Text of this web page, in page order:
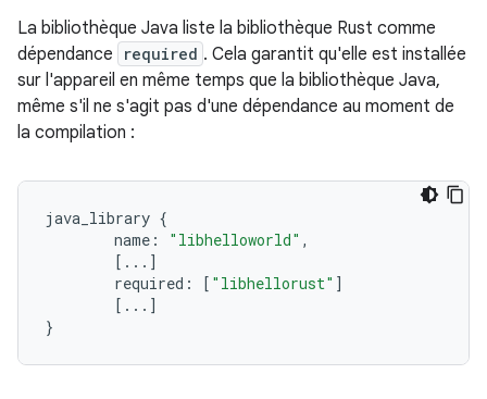
La bibliothèque Java liste la bibliothèque Rust comme
dépendance
required . Cela garantit qu'elle est installée
sur l'appareil en même temps que la bibliothèque Java,
même s'il ne s'agit pas d'une dépendance au moment de
la compilation :
java_library {
name : "libhelloworld" ,
[ .. .]
required : [ "libhellorust" ]
[ .. .]
}